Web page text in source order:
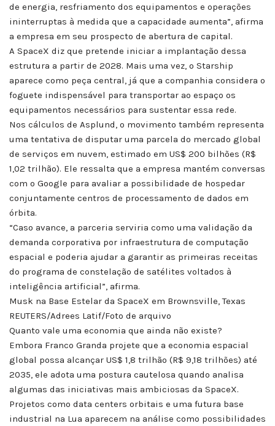
de energia, resfriamento dos equipamentos e operações
ininterruptas à medida que a capacidade aumenta”, afirma
a empresa em seu prospecto de abertura de capital.
A SpaceX diz que pretende iniciar a implantação dessa
estrutura a partir de 2028. Mais uma vez, o Starship
aparece como peça central, já que a companhia considera o
foguete indispensável para transportar ao espaço os
equipamentos necessários para sustentar essa rede.
Nos cálculos de Asplund, o movimento também representa
uma tentativa de disputar uma parcela do mercado global
de serviços em nuvem, estimado em US$ 200 bilhões (R$
1,02 trilhão). Ele ressalta que a empresa mantém conversas
com o Google para avaliar a possibilidade de hospedar
conjuntamente centros de processamento de dados em
órbita.
“Caso avance, a parceria serviria como uma validação da
demanda corporativa por infraestrutura de computação
espacial e poderia ajudar a garantir as primeiras receitas
do programa de constelação de satélites voltados à
inteligência artificial”, afirma.
Musk na Base Estelar da SpaceX em Brownsville, Texas
REUTERS/Adrees Latif/Foto de arquivo
Quanto vale uma economia que ainda não existe?
Embora Franco Granda projete que a economia espacial
global possa alcançar US$ 1,8 trilhão (R$ 9,18 trilhões) até
2035, ele adota uma postura cautelosa quando analisa
algumas das iniciativas mais ambiciosas da SpaceX.
Projetos como data centers orbitais e uma futura base
industrial na Lua aparecem na análise como possibilidades